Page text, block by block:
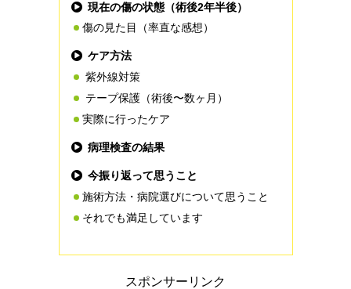
現在の傷の状態（術後2年半後）
傷の見た目（率直な感想）
ケア方法
紫外線対策
テープ保護（術後〜数ヶ月）
実際に行ったケア
病理検査の結果
今振り返って思うこと
施術方法・病院選びについて思うこと
それでも満足しています
スポンサーリンク